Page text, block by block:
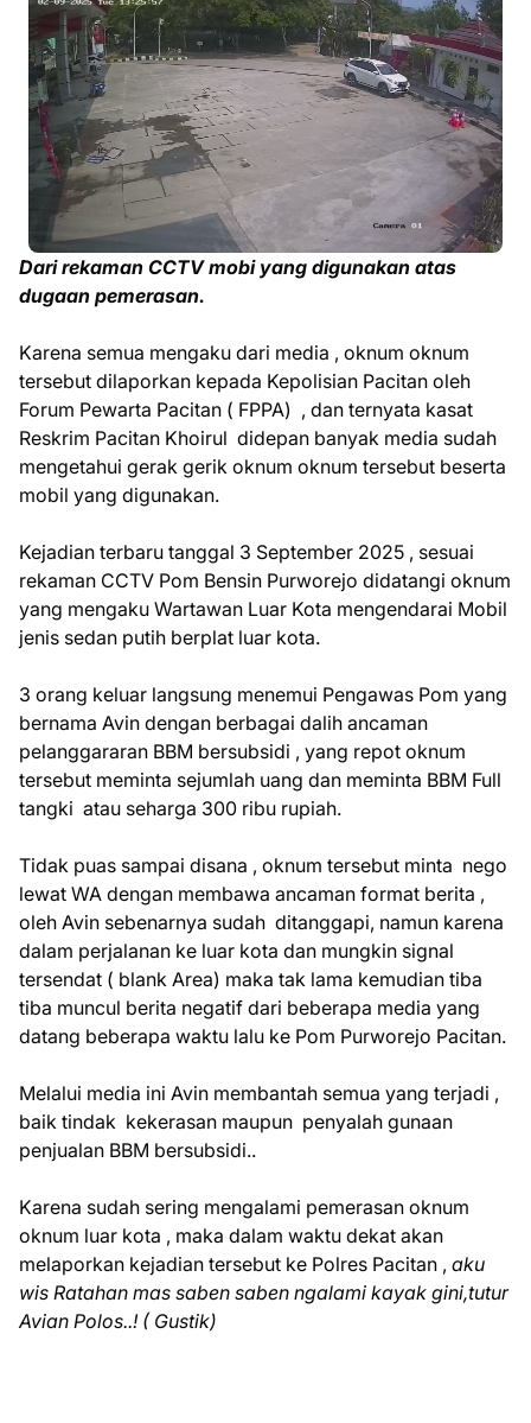
Dari rekaman CCTV mobi yang digunakan atas
dugaan pemerasan.
Karena semua mengaku dari media , oknum oknum
tersebut dilaporkan kepada Kepolisian Pacitan oleh
Forum Pewarta Pacitan ( FPPA) , dan ternyata kasat
Reskrim Pacitan Khoirul didepan banyak media sudah
mengetahui gerak gerik oknum oknum tersebut beserta
mobil yang digunakan.
Kejadian terbaru tanggal 3 September 2025 , sesuai
rekaman CCTV Pom Bensin Purworejo didatangi oknum
yang mengaku Wartawan Luar Kota mengendarai Mobil
jenis sedan putih berplat luar kota.
3 orang keluar langsung menemui Pengawas Pom yang
bernama Avin dengan berbagai dalih ancaman
pelanggararan BBM bersubsidi , yang repot oknum
tersebut meminta sejumlah uang dan meminta BBM Full
tangki atau seharga 300 ribu rupiah.
Tidak puas sampai disana , oknum tersebut minta nego
lewat WA dengan membawa ancaman format berita ,
oleh Avin sebenarnya sudah ditanggapi, namun karena
dalam perjalanan ke luar kota dan mungkin signal
tersendat ( blank Area) maka tak lama kemudian tiba
tiba muncul berita negatif dari beberapa media yang
datang beberapa waktu lalu ke Pom Purworejo Pacitan.
Melalui media ini Avin membantah semua yang terjadi ,
baik tindak kekerasan maupun penyalah gunaan
penjualan BBM bersubsidi..
Karena sudah sering mengalami pemerasan oknum
oknum luar kota , maka dalam waktu dekat akan
melaporkan kejadian tersebut ke Polres Pacitan , aku
wis Ratahan mas saben saben ngalami kayak gini,tutur
Avian Polos..! ( Gustik)